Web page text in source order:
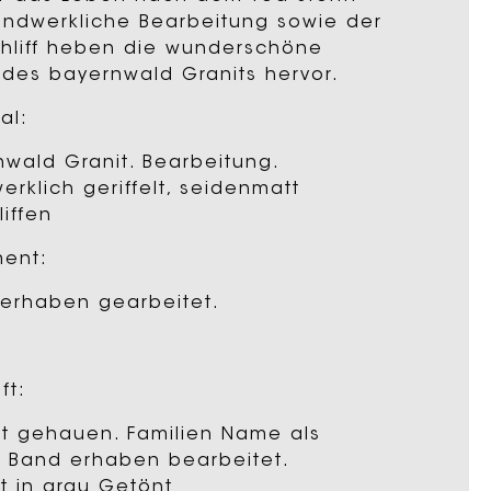
Bearbeitung sowie der
heben die wunderschöne
bayernwald Granits hervor.
Granit. Bearbeitung.
geriffelt, seidenmatt
erhaben gearbeitet.
gehauen. Familien Name als
Band erhaben bearbeitet.